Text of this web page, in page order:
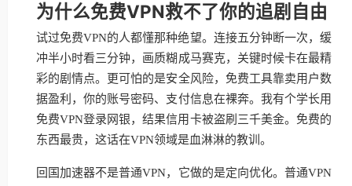
为什么免费VPN救不了你的追剧自由
试过免费VPN的人都懂那种绝望。连接五分钟断一次，缓
冲半小时看三分钟，画质糊成马赛克，关键时候卡在最精
彩的剧情点。更可怕的是安全风险，免费工具靠卖用户数
据盈利，你的账号密码、支付信息在裸奔。我有个学长用
免费VPN登录网银，结果信用卡被盗刷三千美金。免费的
东西最贵，这话在VPN领域是血淋淋的教训。
回国加速器不是普通VPN，它做的是定向优化。普通VPN